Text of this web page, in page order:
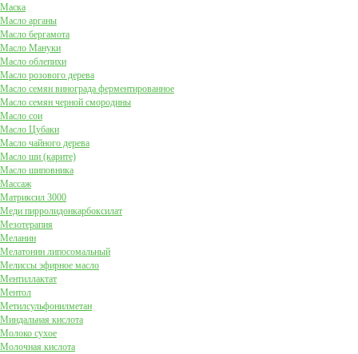
Маска
Масло арганы
Масло бергамота
Масло Мануки
Масло облепихи
Масло розового дерева
Масло семян винограда ферментированное
Масло семян черной смородины
Масло сои
Масло Цубаки
Масло чайного дерева
Масло ши (карите)
Масло шиповника
Массаж
Матриксил 3000
Меди пирролидонкарбоксилат
Мезотерапия
Меланин
Мелатонин липосомальный
Мелиссы эфирное масло
Ментиллактат
Ментол
Метилсульфонилметан
Миндальная кислота
Молоко сухое
Молочная кислота